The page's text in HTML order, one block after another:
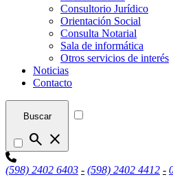
Consultorio Jurídico
Orientación Social
Consulta Notarial
Sala de informática
Otros servicios de interés
Noticias
Contacto
Buscar
search close
(598) 2402 6403 - (598) 2402 4412 -